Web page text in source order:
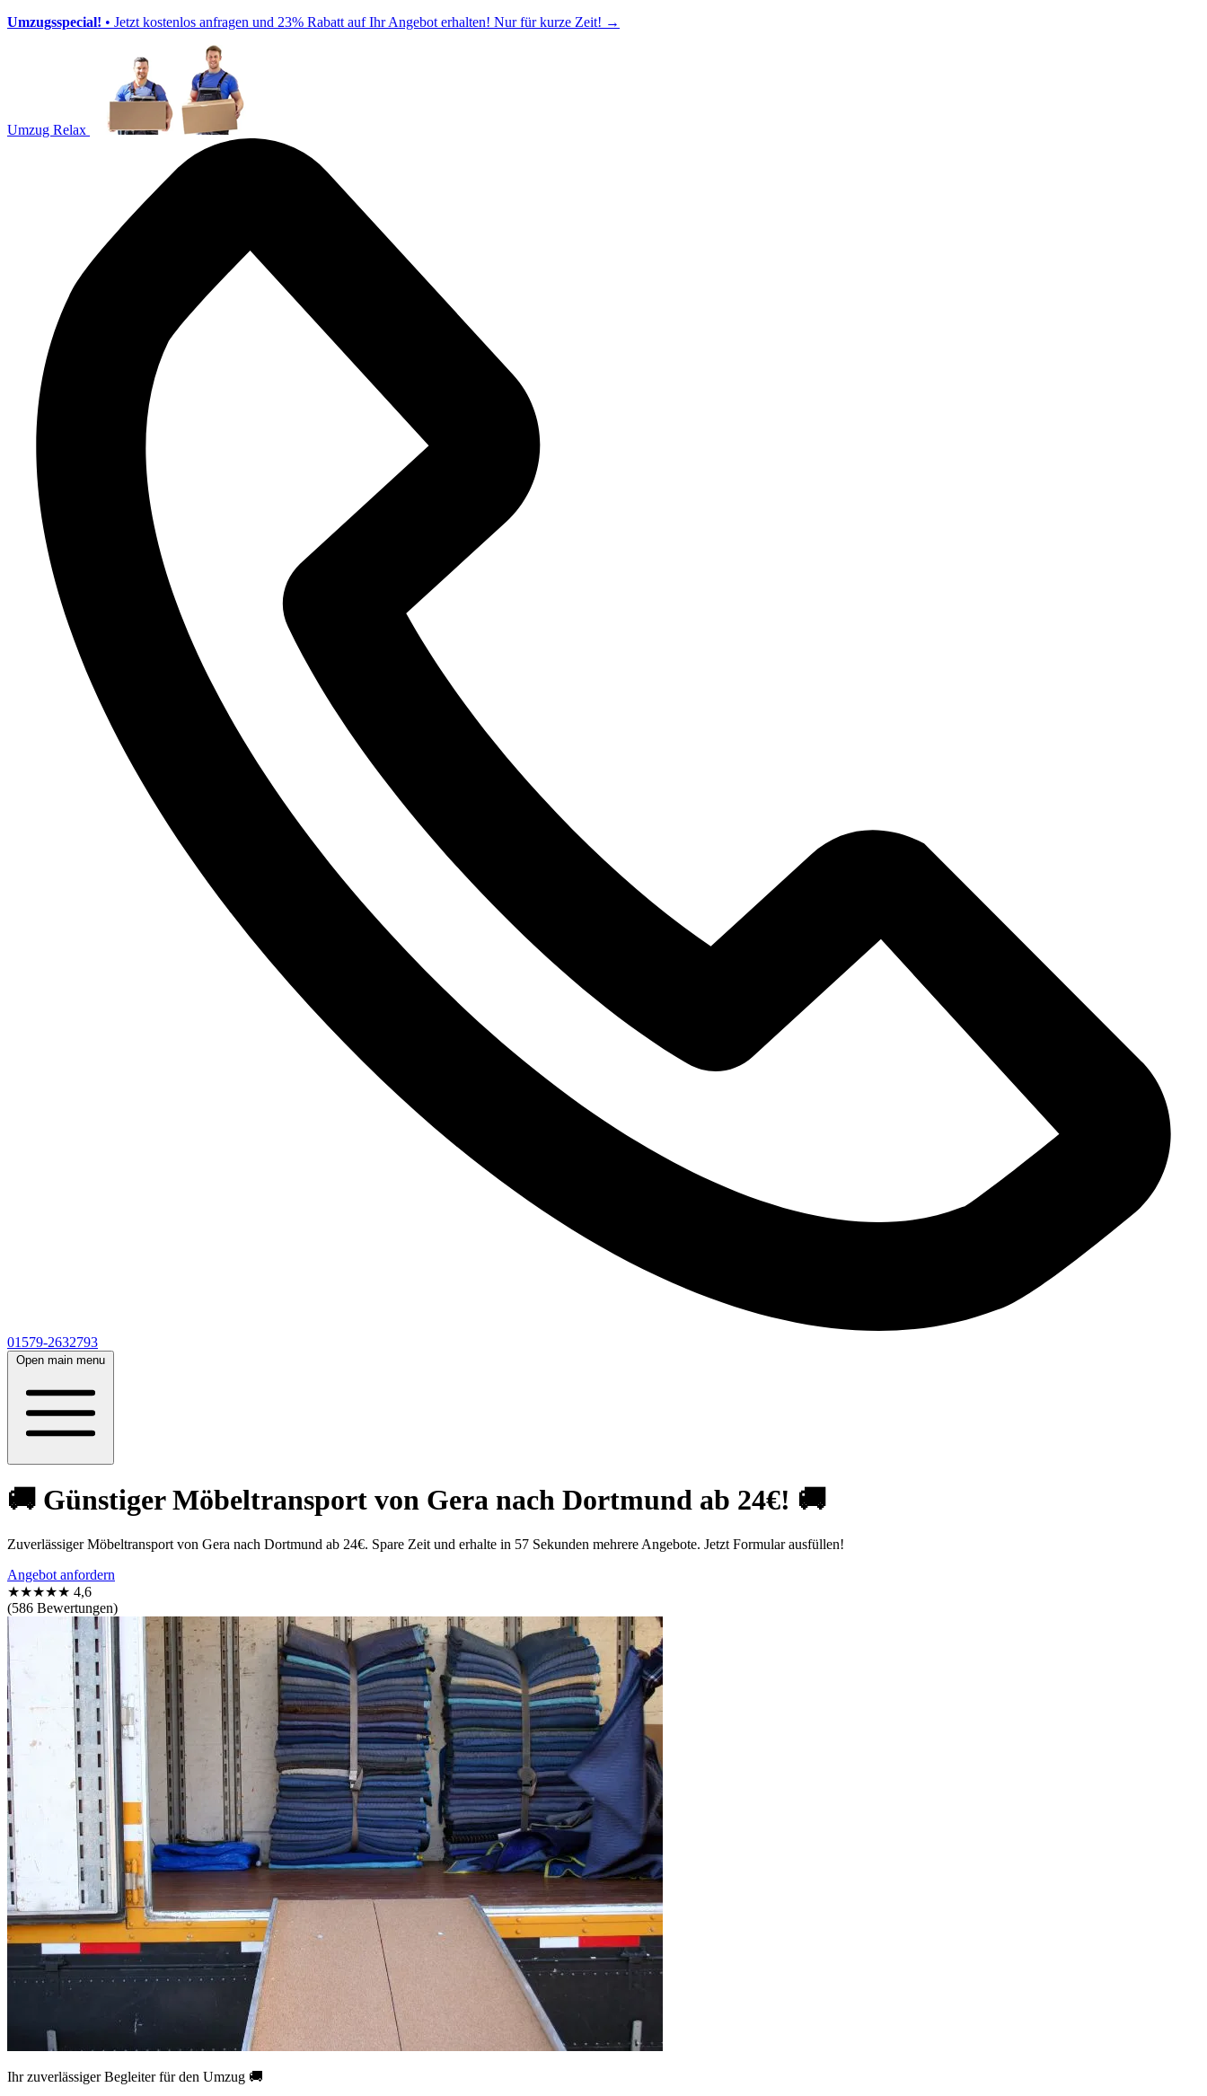
Umzugsspecial! • Jetzt kostenlos anfragen und 23% Rabatt auf Ihr Angebot erhalten! Nur für kurze Zeit! →
Umzug Relax
01579-2632793
Open main menu
🚚 Günstiger Möbeltransport von Gera nach Dortmund ab 24€! 🚚
Zuverlässiger Möbeltransport von Gera nach Dortmund ab 24€. Spare Zeit und erhalte in 57 Sekunden mehrere Angebote. Jetzt Formular ausfüllen!
Angebot anfordern
★★★★★ 4,6
(586 Bewertungen)
Ihr zuverlässiger Begleiter für den Umzug 🚚